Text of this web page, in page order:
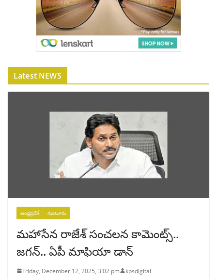
Latest NEWS
ఆంధ్రప్రదేశ్ గుంటూరు
మహాసేన రాజేశ్‌ సంచలన కామెంట్స్..
జగన్‌.. ఏపీ మాఫియా డాన్‌
Friday, December 12, 2025, 3:02 pm kpsdigital